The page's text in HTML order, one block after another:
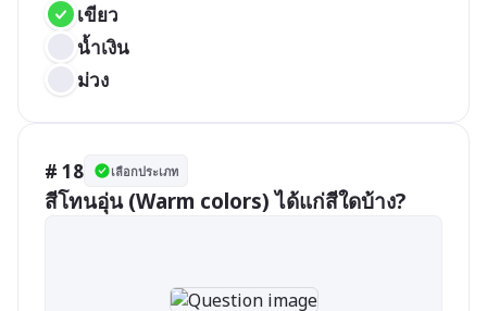
เขียว
น้ำเงิน
ม่วง
# 18 เลือกประเภท
สีโทนอุ่น (Warm colors) ได้แก่สีใดบ้าง?